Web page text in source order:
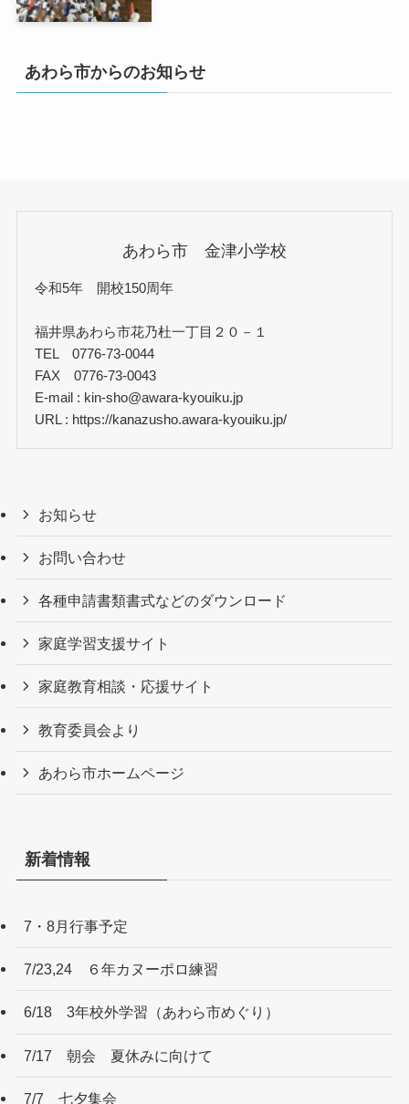
あわら市からのお知らせ
あわら市 金津小学校
令和5年 開校150周年
福井県あわら市花乃杜一丁目２０－１
TEL 0776-73-0044
FAX 0776-73-0043
E-mail : kin-sho@awara-kyouiku.jp
URL : https://kanazusho.awara-kyouiku.jp/
お知らせ
お問い合わせ
各種申請書類書式などのダウンロード
家庭学習支援サイト
家庭教育相談・応援サイト
教育委員会より
あわら市ホームページ
新着情報
7・8月行事予定
7/23,24 ６年カヌーポロ練習
6/18 3年校外学習（あわら市めぐり）
7/17 朝会 夏休みに向けて
7/7 七夕集会